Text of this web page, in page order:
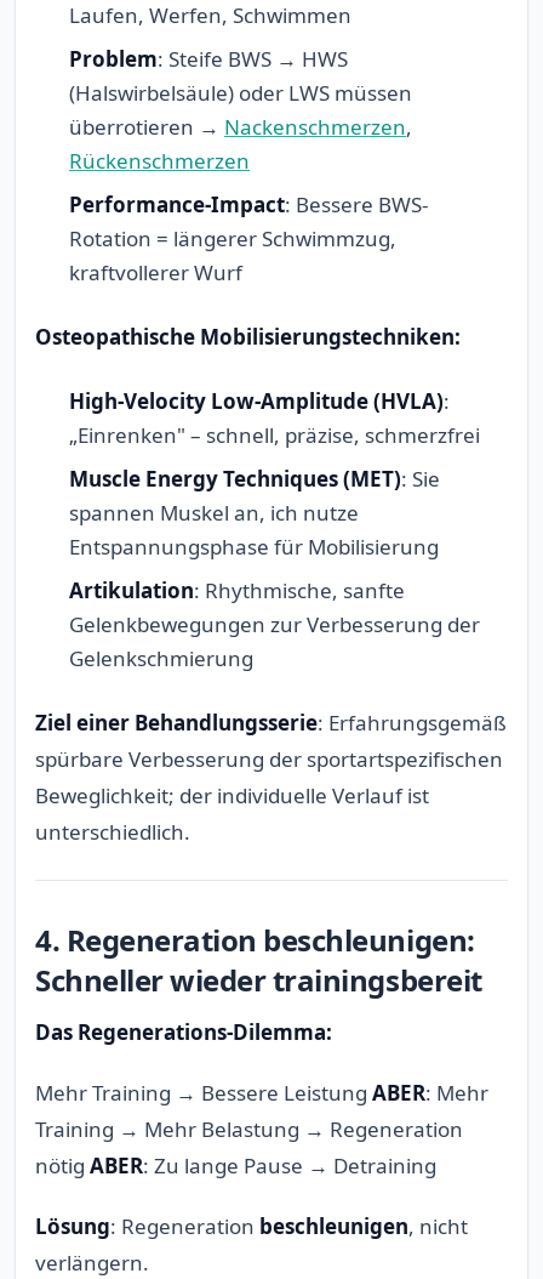
Laufen, Werfen, Schwimmen
Problem: Steife BWS → HWS
(Halswirbelsäule) oder LWS müssen
überrotieren → Nackenschmerzen,
Rückenschmerzen
Performance-Impact: Bessere BWS-
Rotation = längerer Schwimmzug,
kraftvollerer Wurf
Osteopathische Mobilisierungstechniken:
High-Velocity Low-Amplitude (HVLA):
„Einrenken" – schnell, präzise, schmerzfrei
Muscle Energy Techniques (MET): Sie
spannen Muskel an, ich nutze
Entspannungsphase für Mobilisierung
Artikulation: Rhythmische, sanfte
Gelenkbewegungen zur Verbesserung der
Gelenkschmierung
Ziel einer Behandlungsserie: Erfahrungsgemäß
spürbare Verbesserung der sportartspezifischen
Beweglichkeit; der individuelle Verlauf ist
unterschiedlich.
4. Regeneration beschleunigen:
Schneller wieder trainingsbereit
Das Regenerations-Dilemma:
Mehr Training → Bessere Leistung ABER: Mehr
Training → Mehr Belastung → Regeneration
nötig ABER: Zu lange Pause → Detraining
Lösung: Regeneration beschleunigen, nicht
verlängern.